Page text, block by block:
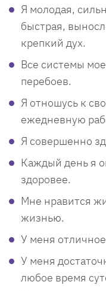
Я молодая,
быстрая,
крепкий дух.
Все системы
перебоев.
Я отношусь к
ежедневную
Я совершенно
Каждый день я
здоровее.
Мне нравится
жизнью.
У меня
У меня
любое время